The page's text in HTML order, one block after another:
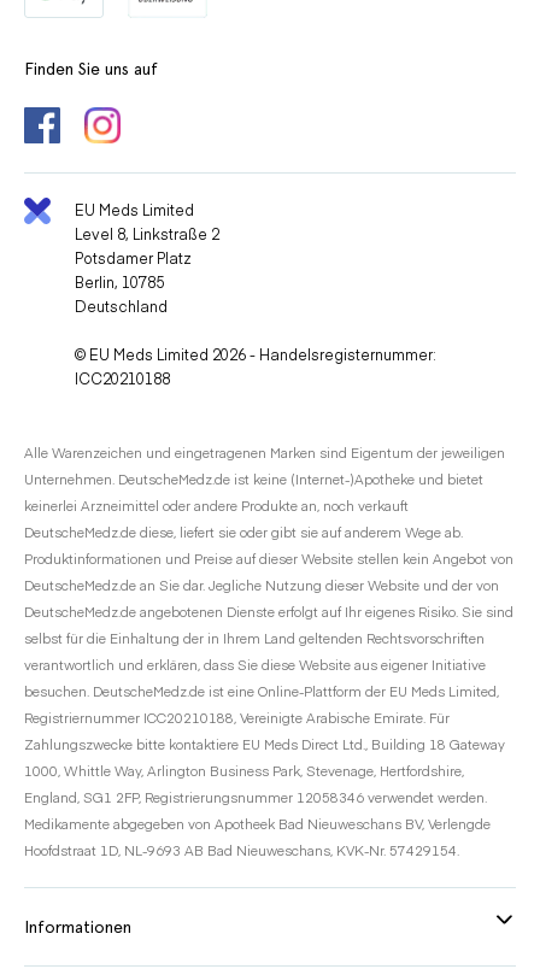
Finden Sie uns auf
EU Meds Limited
Level 8, Linkstraße 2
Potsdamer Platz
Berlin, 10785
Deutschland
© EU Meds Limited 2026 - Handelsregisternummer:
ICC20210188
Alle Warenzeichen und eingetragenen Marken sind Eigentum der jeweiligen
Unternehmen. DeutscheMedz.de ist keine (Internet-)Apotheke und bietet
keinerlei Arzneimittel oder andere Produkte an, noch verkauft
DeutscheMedz.de diese, liefert sie oder gibt sie auf anderem Wege ab.
Produktinformationen und Preise auf dieser Website stellen kein Angebot von
DeutscheMedz.de an Sie dar. Jegliche Nutzung dieser Website und der von
DeutscheMedz.de angebotenen Dienste erfolgt auf Ihr eigenes Risiko. Sie sind
selbst für die Einhaltung der in Ihrem Land geltenden Rechtsvorschriften
verantwortlich und erklären, dass Sie diese Website aus eigener Initiative
besuchen. DeutscheMedz.de ist eine Online-Plattform der EU Meds Limited,
Registriernummer ICC20210188, Vereinigte Arabische Emirate. Für
Zahlungszwecke bitte kontaktiere EU Meds Direct Ltd., Building 18 Gateway
1000, Whittle Way, Arlington Business Park, Stevenage, Hertfordshire,
England, SG1 2FP, Registrierungsnummer 12058346 verwendet werden.
Medikamente abgegeben von Apotheek Bad Nieuweschans BV, Verlengde
Hoofdstraat 1D, NL-9693 AB Bad Nieuweschans, KVK-Nr. 57429154.
Informationen